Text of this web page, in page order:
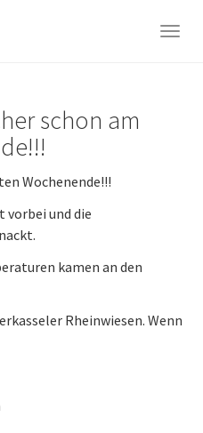
schon am
Wochenende!!!
vorbei und die
kamen an den
Rheinwiesen. Wenn